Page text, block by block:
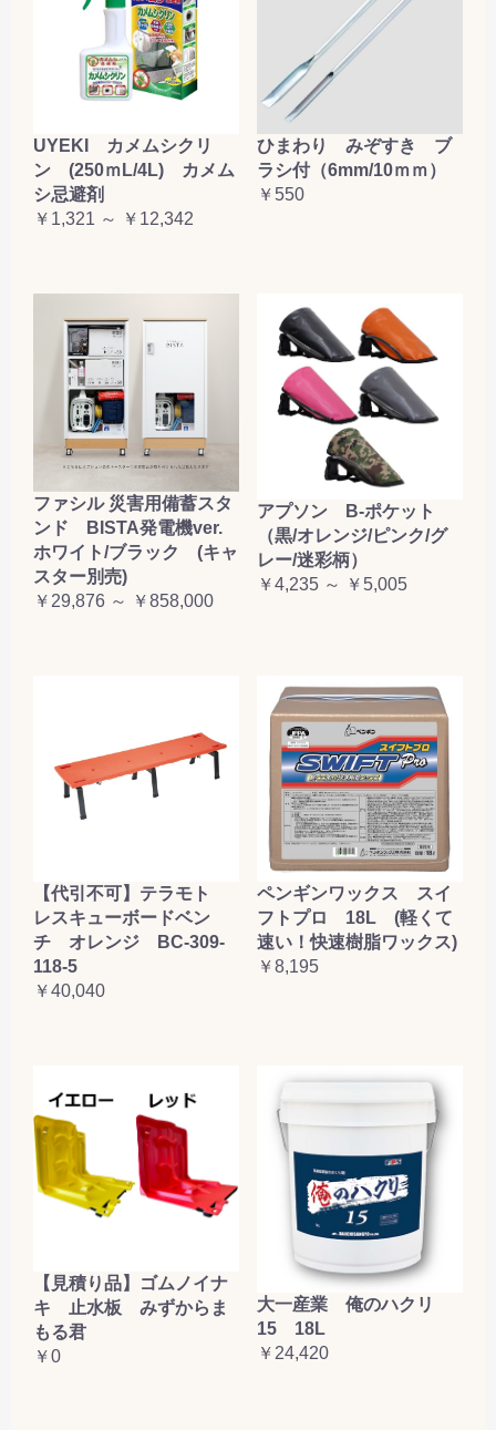
お買い物を続ける カートへ進む
UYEKI カメムシクリ
ン (250ｍL/4L) カメム
シ忌避剤
￥1,321 ～ ￥12,342
ひまわり みぞすき ブ
ラシ付（6mm/10ｍｍ）
￥550
ファシル 災害用備蓄スタ
ンド BISTA発電機ver.
ホワイト/ブラック (キャ
スター別売)
￥29,876 ～ ￥858,000
アプソン B-ポケット
（黒/オレンジ/ピンク/グ
レー/迷彩柄）
￥4,235 ～ ￥5,005
【代引不可】テラモト
レスキューボードベン
チ オレンジ BC-309-
118-5
￥40,040
ペンギンワックス スイ
フトプロ 18L (軽くて
速い！快速樹脂ワックス)
￥8,195
【見積り品】ゴムノイナ
キ 止水板 みずからま
もる君
￥0
大一産業 俺のハクリ
15 18L
￥24,420